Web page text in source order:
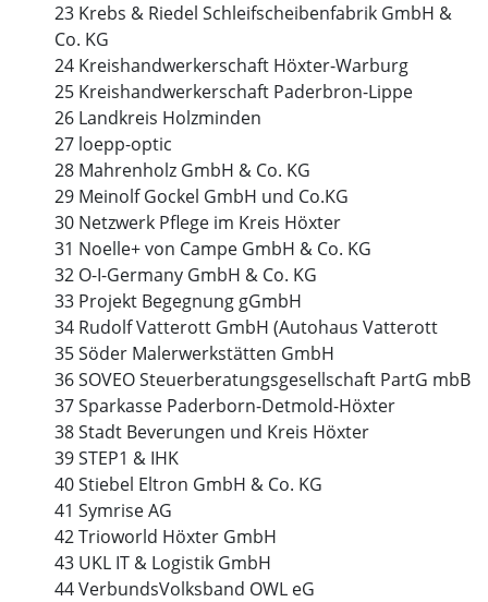
23 Krebs & Riedel Schleifscheibenfabrik GmbH &
Co. KG
24 Kreishandwerkerschaft Höxter-Warburg
25 Kreishandwerkerschaft Paderbron-Lippe
26 Landkreis Holzminden
27 loepp-optic
28 Mahrenholz GmbH & Co. KG
29 Meinolf Gockel GmbH und Co.KG
30 Netzwerk Pflege im Kreis Höxter
31 Noelle+ von Campe GmbH & Co. KG
32 O-I-Germany GmbH & Co. KG
33 Projekt Begegnung gGmbH
34 Rudolf Vatterott GmbH (Autohaus Vatterott
35 Söder Malerwerkstätten GmbH
36 SOVEO Steuerberatungsgesellschaft PartG mbB
37 Sparkasse Paderborn-Detmold-Höxter
38 Stadt Beverungen und Kreis Höxter
39 STEP1 & IHK
40 Stiebel Eltron GmbH & Co. KG
41 Symrise AG
42 Trioworld Höxter GmbH
43 UKL IT & Logistik GmbH
44 VerbundsVolksband OWL eG